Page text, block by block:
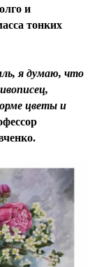
и
тонких
я думаю, что
цветы и